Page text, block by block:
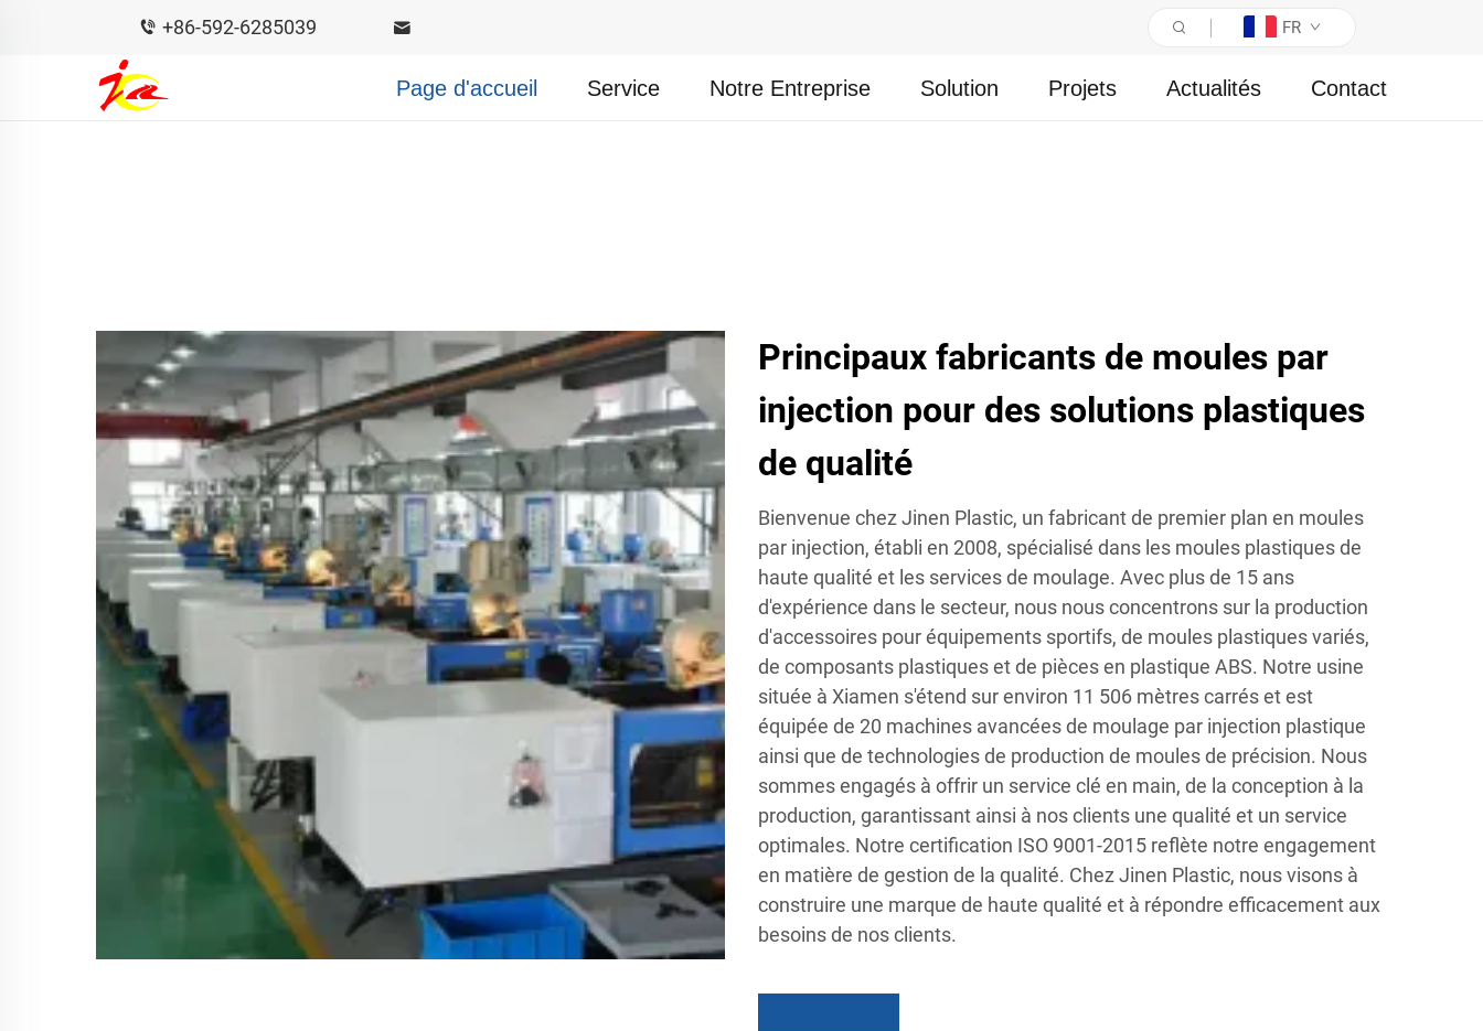
+86-592-6285039 FR
Page d'accueil Service Notre Entreprise Solution Projets Actualités Contact
Principaux fabricants de moules par
injection pour des solutions plastiques
de qualité
Bienvenue chez Jinen Plastic, un fabricant de premier plan en moules
par injection, établi en 2008, spécialisé dans les moules plastiques de
haute qualité et les services de moulage. Avec plus de 15 ans
d'expérience dans le secteur, nous nous concentrons sur la production
d'accessoires pour équipements sportifs, de moules plastiques variés,
de composants plastiques et de pièces en plastique ABS. Notre usine
située à Xiamen s'étend sur environ 11 506 mètres carrés et est
équipée de 20 machines avancées de moulage par injection plastique
ainsi que de technologies de production de moules de précision. Nous
sommes engagés à offrir un service clé en main, de la conception à la
production, garantissant ainsi à nos clients une qualité et un service
optimales. Notre certification ISO 9001-2015 reflète notre engagement
en matière de gestion de la qualité. Chez Jinen Plastic, nous visons à
construire une marque de haute qualité et à répondre efficacement aux
besoins de nos clients.